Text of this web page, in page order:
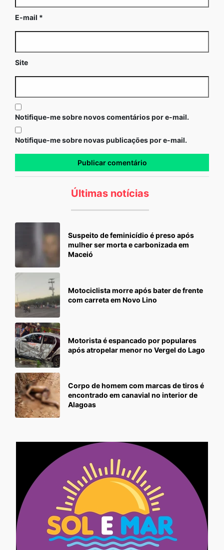
E-mail *
Site
Notifique-me sobre novos comentários por e-mail.
Notifique-me sobre novas publicações por e-mail.
Últimas notícias
Suspeito de feminicídio é preso após
mulher ser morta e carbonizada em
Maceió
Motociclista morre após bater de frente
com carreta em Novo Lino
Motorista é espancado por populares
após atropelar menor no Vergel do Lago
Corpo de homem com marcas de tiros é
encontrado em canavial no interior de
Alagoas